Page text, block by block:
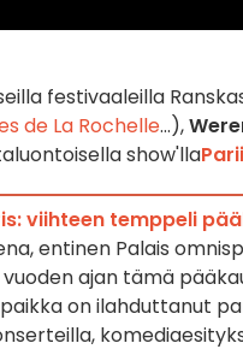
festivaaleilla
de La Rochelle...),
show'lla
viihteen temppeli
entinen Palais
ajan tämä
on ilahduttanut